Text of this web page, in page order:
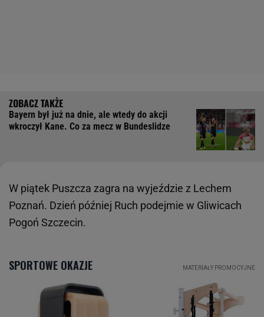
Bayern był już na dnie, ale wtedy do akcji
wkroczył Kane. Co za mecz w Bundeslidze
W piątek Puszcza zagra na wyjeździe z Lechem
Poznań. Dzień później Ruch podejmie w Gliwicach
Pogoń Szczecin.